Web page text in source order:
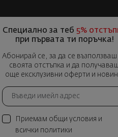
Специално за теб 5%
при първата ти поръчка!
Абонирай се, за да се възползваш
своята отстъпка и да
още ексклузивни оферти и
Приемам общи условия и
всички политики